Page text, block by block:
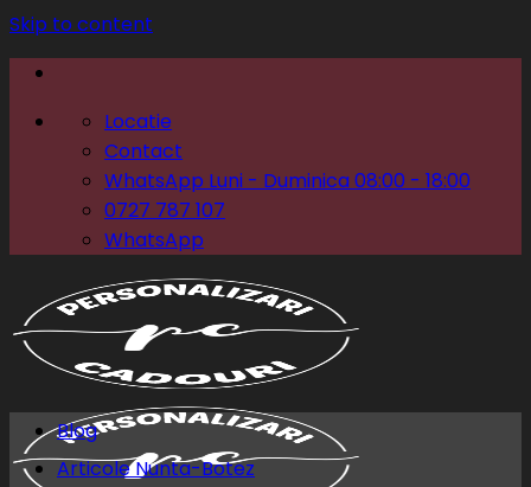
Skip to content
Locatie
Contact
WhatsApp Luni - Duminica 08:00 - 18:00
0727 787 107
WhatsApp
Blog
Articole Nunta-Botez